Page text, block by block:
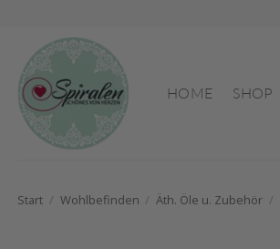
springen
HOME SHOP
Start / Wohlbefinden / Äth. Öle u. Zubehör /